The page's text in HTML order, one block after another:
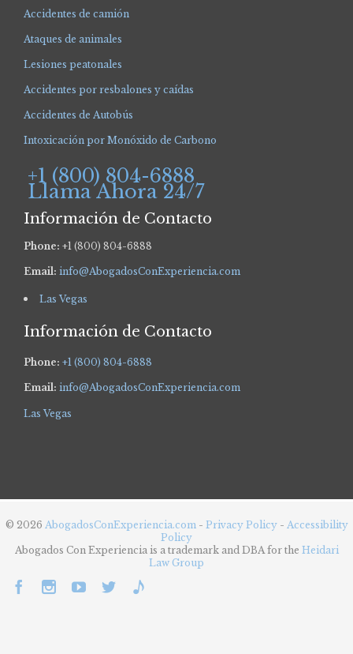
Accidentes de camión
Ataques de animales
Lesiones peatonales
Accidentes por resbalones y caídas
Accidentes de Autobús
Intoxicación por Monóxido de Carbono
+1 (800) 804-6888
Llama Ahora 24/7
Información de Contacto
Phone: +1 (800) 804-6888
Email: info@AbogadosConExperiencia.com
Las Vegas
Información de Contacto
Phone: +1 (800) 804-6888
Email: info@AbogadosConExperiencia.com
Las Vegas
© 2026 AbogadosConExperiencia.com- Privacy Policy - Accessibility
Policy
Abogados Con Experiencia is a trademark and DBA for the Heidari
Law Group
    